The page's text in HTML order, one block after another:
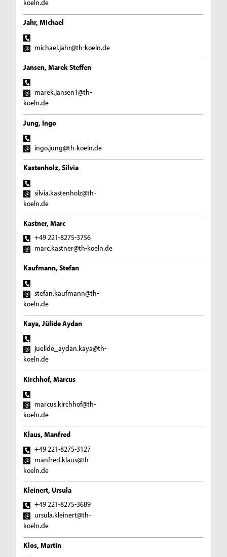
koeln.de
Jahr, Michael
michael.jahr@th-koeln.de
Jansen, Marek Steffen
marek.jansen1@th-
koeln.de
Jung, Ingo
ingo.jung@th-koeln.de
Kastenholz, Silvia
silvia.kastenholz@th-
koeln.de
Kastner, Marc
+49 221-8275-3756
marc.kastner@th-koeln.de
Kaufmann, Stefan
stefan.kaufmann@th-
koeln.de
Kaya, Jülide Aydan
juelide_aydan.kaya@th-
koeln.de
Kirchhof, Marcus
marcus.kirchhof@th-
koeln.de
Klaus, Manfred
+49 221-8275-3127
manfred.klaus@th-
koeln.de
Kleinert, Ursula
+49 221-8275-3689
ursula.kleinert@th-
koeln.de
Klos, Martin